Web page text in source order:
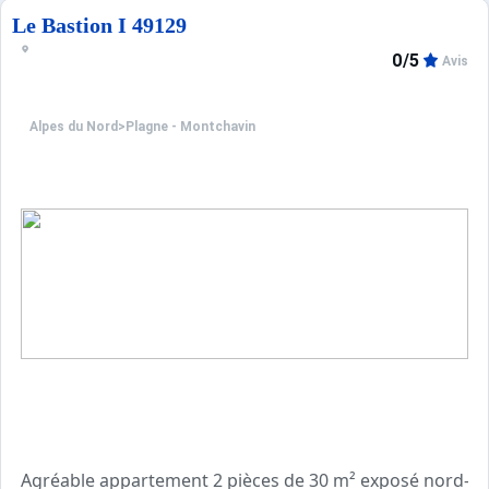
Le Bastion I 49129
Alpes du Nord > Plagne - Montchavin
0/5 Avis
Agréable appartement 2 pièces de 30 m² exposé nord-